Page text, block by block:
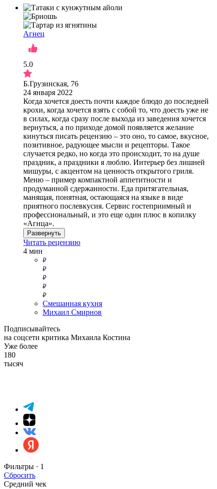
Агнец
5.0
Б.Грузинская, 76
24 января 2022
Когда хочется доесть почти каждое блюдо до последней
крохи, когда хочется взять с собой то, что доесть уже не
в силах, когда сразу после выхода из заведения хочется
вернуться, а по приходе домой появляется желание
кинуться писать рецензию – это оно, то самое, вкусное,
позитивное, радующее мысли и рецепторы. Такое
случается редко, но когда это происходит, то на душе
праздник, а праздники я люблю. Интерьер без лишней
мишуры, с акцентом на ценность открытого гриля.
Меню – пример компактной аппетитности и
продуманной сдержанности. Еда притягательная,
манящая, понятная, остающаяся на языке в виде
приятного послевкусия. Сервис гостеприимный и
профессиональный, и это еще один плюс в копилку
«Агнца».
Развернуть
Читать рецензию
4 мин
Смешанная кухня
Михаил Смирнов
Подписывайтесь
на соцсети критика Михаила Костина
Уже более
180
тысяч
Фильтры · 1
Сбросить
Средний чек